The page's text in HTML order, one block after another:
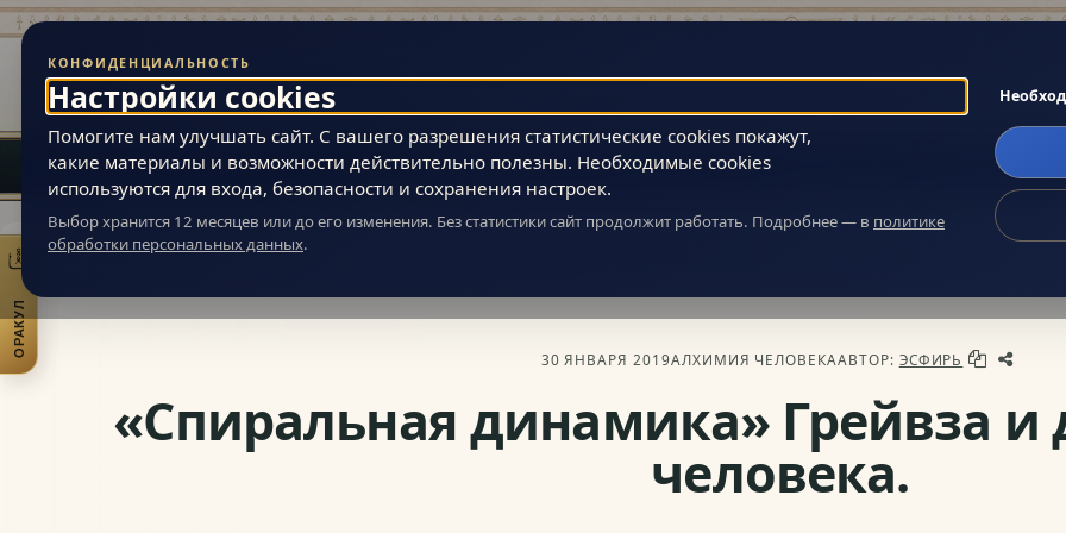
Живая Эзотерика
МАГИЯ ВНУТРЕННЕЙ ВСЕЛЕННОЙ ЧЕЛОВЕКА
Главное Сообщество О нас
ОРАКУЛОткрыть практики
Живая Эзотерика»Статьи»Эзотерика и самопознание » «Спиральная динамика» Грейвза и духовный Путь человека.
30 ЯНВАРЯ 2019АЛХИМИЯ ЧЕЛОВЕКААВТОР: ЭСФИРЬ
«Спиральная динамика» Грейвза и
человека.
КОНФИДЕНЦИАЛЬНОСТЬ
Настройки cookies
Помогите нам улучшать сайт. С вашего разрешения статистические cookies покажут,
какие материалы и возможности действительно полезны. Необходимые cookies
используются для входа, безопасности и сохранения настроек.
Выбор хранится 12 месяцев или до его изменения. Без статистики сайт продолжит работать. Подробнее — в политике
обработки персональных данных.